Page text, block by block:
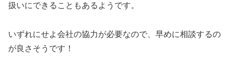
扱いにできることもあるようです。
いずれにせよ会社の協力が必要なので、早めに相談するの
が良さそうです！